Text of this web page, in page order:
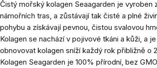
Čistý mořský kolagen Seaagarden je
námořních tras, a zůstávají tak čisté a plné
pohybu a získávají pevnou, čistou svalovou
Kolagen se nachází v pojivové tkáni a kůži, a
obnovovat kolagen sníží každý rok přibližně o
Kolagen Seagarden je 100% přírodní, bez